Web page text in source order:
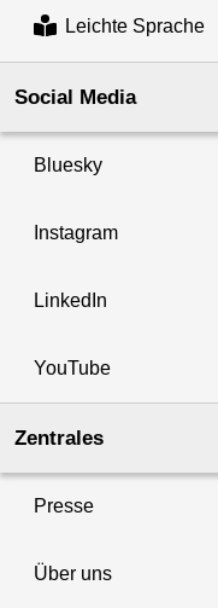
Leichte Sprache
Social Media
Bluesky
Instagram
LinkedIn
YouTube
Zentrales
Presse
Über uns